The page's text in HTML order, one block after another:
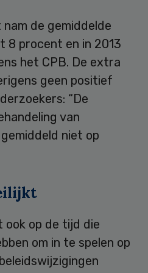
de gemiddelde
8 procent en in 2013
het CPB. De extra
geen positief
“De
van
niet op
ook op de tijd die
om in te spelen op